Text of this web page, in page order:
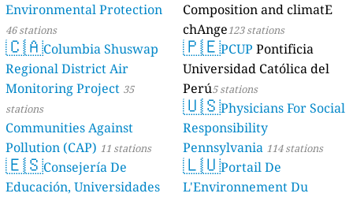
Environmental Protection
46 stations
🇨🇦Columbia Shuswap
Regional District Air
Monitoring Project 35
stations
Communities Against
Pollution (CAP) 11 stations
🇪🇸Consejería De
Educación, Universidades
Composition and climatE
chAnge123 stations
🇵🇪PCUP Pontificia
Universidad Católica del
Perú5 stations
🇺🇸Physicians For Social
Responsibility
Pennsylvania 114 stations
🇱🇺Portail De
L'Environnement Du